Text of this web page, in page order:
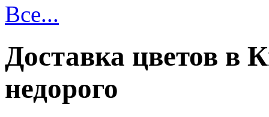
Все...
Доставка цветов в
недорого